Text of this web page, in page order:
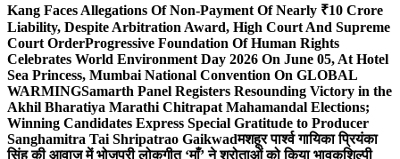
Kang Faces Allegations Of Non-Payment Of Nearly ₹10 Crore
Liability, Despite Arbitration Award, High Court And Supreme
Court OrderProgressive Foundation Of Human Rights
Celebrates World Environment Day 2026 On June 05, At Hotel
Sea Princess, Mumbai National Convention On GLOBAL
WARMINGSamarth Panel Registers Resounding Victory in the
Akhil Bharatiya Marathi Chitrapat Mahamandal Elections;
Winning Candidates Express Special Gratitude to Producer
Sanghamitra Tai Shripatrao Gaikwadमशहूर पार्श्व गायिका प्रियंका
सिंह की आवाज में भोजपुरी लोकगीत ‘माँ’ ने श्रोताओं को किया भावुकशिल्पी